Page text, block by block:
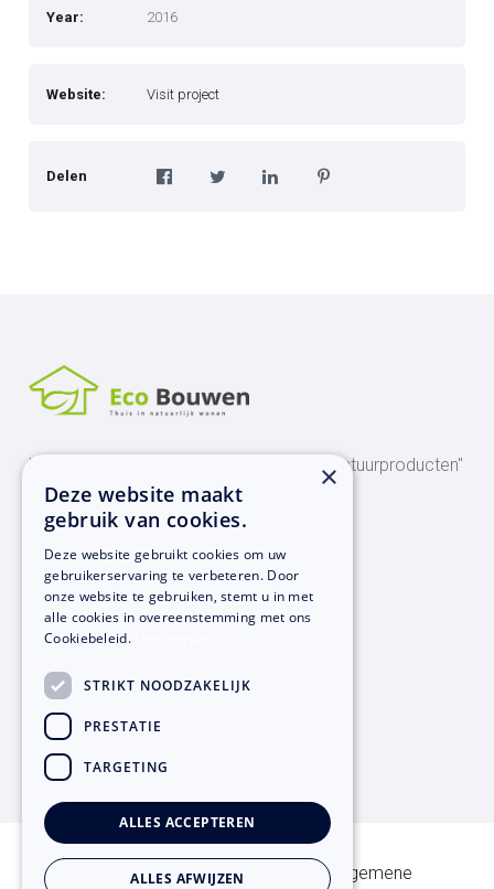
Year: 2016
Website: Visit project
Delen
"Al 20 jaar ervaring met het gebruik van natuurproducten"
Bezoekadres
Hoge Balver 9
7207 BR Zutphen
+31 (0)575-43 23 31
E:info@ecobouwen.nl
© Copyright2026Ecobouwen - Algemene
×
Deze website maakt
gebruik van cookies.
Deze website gebruikt cookies om uw
gebruikerservaring te verbeteren. Door
onze website te gebruiken, stemt u in met
alle cookies in overeenstemming met ons
Cookiebeleid.
STRIKT NOODZAKELIJK
PRESTATIE
TARGETING
ALLES ACCEPTEREN
ALLES AFWIJZEN